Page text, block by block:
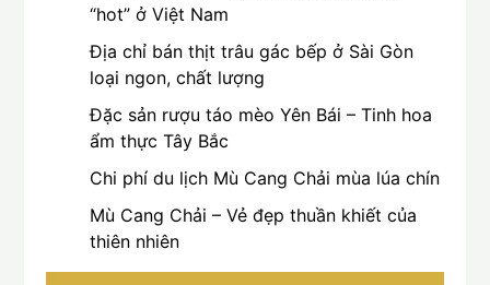
“hot” ở Việt Nam
Địa chỉ bán thịt trâu gác bếp ở Sài Gòn
loại ngon, chất lượng
Đặc sản rượu táo mèo Yên Bái – Tinh hoa
ẩm thực Tây Bắc
Chi phí du lịch Mù Cang Chải mùa lúa chín
Mù Cang Chải – Vẻ đẹp thuần khiết của
thiên nhiên